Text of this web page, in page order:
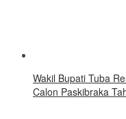
Wakil Bupati Tuba
Calon Paskibraka